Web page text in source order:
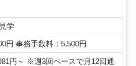
学
円 事務手数料：5,500円
円～ ※週3回ペースで月12回通